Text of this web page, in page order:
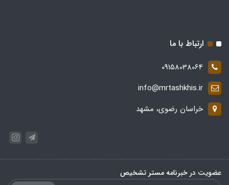
ارتباط با ما
09158038064
info@mrtashkhis.ir
خراسان رضوی، مشهد
عضویت در خبرنامه مستر تشخیص